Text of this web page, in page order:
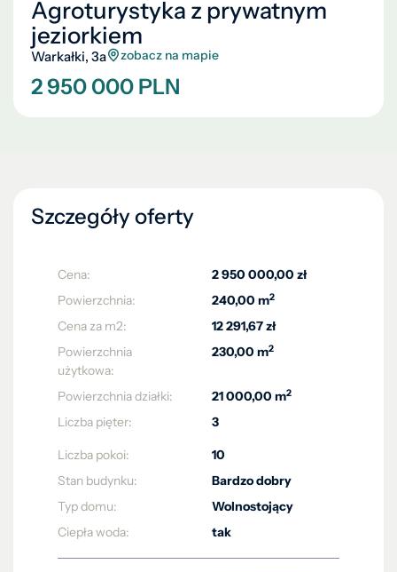
Agroturystyka z prywatnym
jeziorkiem
Warkałki, 3a zobacz na mapie
2 950 000 PLN
Szczegóły oferty
Cena:
2 950 000,00 zł
Powierzchnia:
240,00 m2
Cena za m2:
12 291,67 zł
Powierzchnia
użytkowa:
230,00 m2
Powierzchnia działki: 21 000,00 m2
Liczba pięter: 3
Liczba pokoi:
10
Stan budynku:
Bardzo dobry
Typ domu:
Wolnostojący
Ciepła woda:
tak